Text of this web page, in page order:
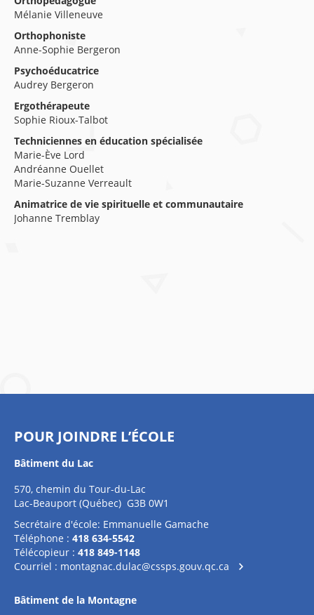
Mélanie Villeneuve
Orthophoniste
Anne-Sophie Bergeron
Psychoéducatrice
Audrey Bergeron
Ergothérapeute
Sophie Rioux-Talbot
Techniciennes en éducation spécialisée
Marie-Ève Lord
Andréanne Ouellet
Marie-Suzanne Verreault
Animatrice de vie spirituelle et communautaire
Johanne Tremblay
POUR JOINDRE L’ÉCOLE
Bâtiment du Lac
570, chemin du Tour-du-Lac
Lac-Beauport (Québec) G3B 0W1
Secrétaire d'école: Emmanuelle Gamache
Téléphone : 418 634-5542
Télécopieur : 418 849-1148
Courriel : montagnac.dulac@cssps.gouv.qc.ca
Bâtiment de la Montagne